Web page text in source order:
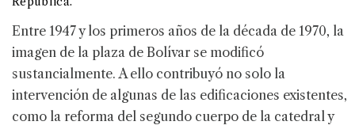
Entre 1947 y los primeros años de la década de 1970, la
imagen de la plaza de Bolívar se modificó
sustancialmente. A ello contribuyó no solo la
intervención de algunas de las edificaciones existentes,
como la reforma del segundo cuerpo de la catedral y